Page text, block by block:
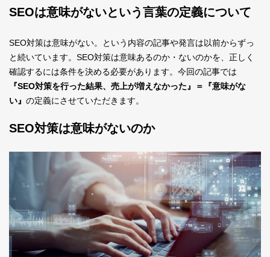
SEOは意味がないという言葉の定義について
SEO対策は意味がない。という内容の記事や発言は以前からずっ
と続いています。SEO対策は意味あるのか・ないのかを、正しく
確認するには条件を決める必要があります。今回の記事では
『SEO対策を行った結果、売上が増えなかった』＝『意味がな
い』 の定義にさせていただきます。
SEO対策は意味がないのか